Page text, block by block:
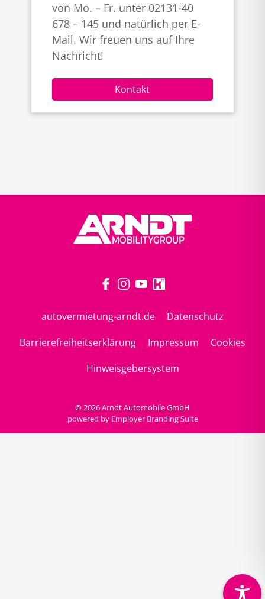
von Mo. – Fr. unter 02131-40
678 – 145 und natürlich per E-
Mail. Wir freuen uns auf Ihre
Nachricht!
Kontakt
autovermietung-arndt.de
Datenschutz
Barrierefreiheitserklärung
Impressum
Cookies
Hinweisgebersystem
© 2026 Arndt Automobile GmbH
powered by Employer Branding Suite